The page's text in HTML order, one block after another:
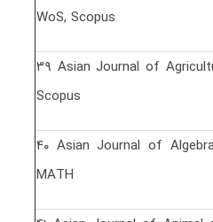
WoS, Scopus
٣٩ Asian Journal of Agricultural Research 1819-1894
Scopus
۴٠ Asian Journal of Algebra 1994-540x Zentralblatt
MATH